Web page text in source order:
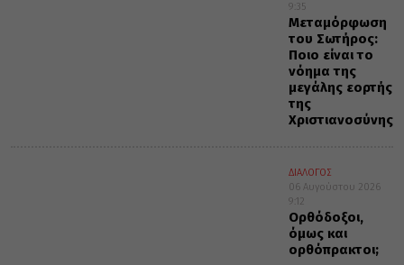
9:35
Μεταμόρφωση
του Σωτήρος:
Ποιο είναι το
νόημα της
μεγάλης εορτής
της
Χριστιανοσύνης
ΔΙΑΛΟΓΟΣ
06 Αυγούστου 2026
9:12
Ορθόδοξοι,
όμως και
ορθόπρακτοι;